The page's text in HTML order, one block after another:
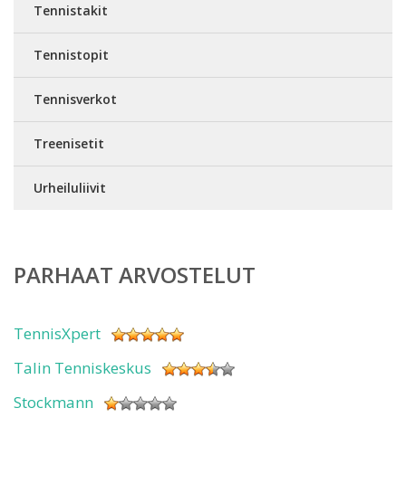
Tennistakit
Tennistopit
Tennisverkot
Treenisetit
Urheiluliivit
PARHAAT ARVOSTELUT
TennisXpert
Talin Tenniskeskus
Stockmann